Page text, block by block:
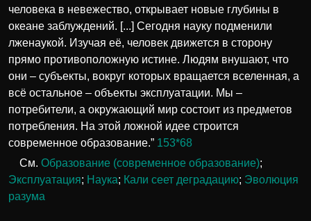
человека в невежество, открывает новые глубины в
океане заблуждений. [...] Сегодня науку подменили
лженаукой. Изучая её, человек движется в сторону
прямо противоположную истине. Людям внушают, что
они – субъекты, вокруг которых вращается вселенная, а
всё остальное – объекты эксплуатации. Мы –
потребители, а окружающий мир состоит из предметов
потребления. На этой ложной идее строится
современное образование.” 153*68
См. Образование (современное образование);
Эксплуатация; Наука; Кали сеет деградацию; Эволюция
разума